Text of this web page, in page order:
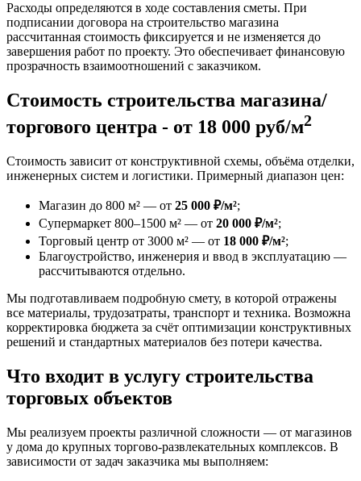
Расходы определяются в ходе составления сметы. При
подписании договора на строительство магазина
рассчитанная стоимость фиксируется и не изменяется до
завершения работ по проекту. Это обеспечивает финансовую
прозрачность взаимоотношений с заказчиком.
Стоимость строительства магазина/
торгового центра - от 18 000 руб/м2
Стоимость зависит от конструктивной схемы, объёма отделки,
инженерных систем и логистики. Примерный диапазон цен:
Магазин до 800 м² — от 25 000 ₽/м²;
Супермаркет 800–1500 м² — от 20 000 ₽/м²;
Торговый центр от 3000 м² — от 18 000 ₽/м²;
Благоустройство, инженерия и ввод в эксплуатацию —
рассчитываются отдельно.
Мы подготавливаем подробную смету, в которой отражены
все материалы, трудозатраты, транспорт и техника. Возможна
корректировка бюджета за счёт оптимизации конструктивных
решений и стандартных материалов без потери качества.
Что входит в услугу строительства
торговых объектов
Мы реализуем проекты различной сложности — от магазинов
у дома до крупных торгово-развлекательных комплексов. В
зависимости от задач заказчика мы выполняем: